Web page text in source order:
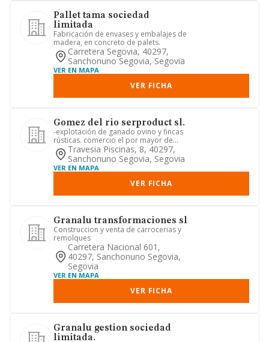
Pallet tama sociedad
limitada
Fabricación de envases y embalajes de
madera, en concreto de palets.
Carretera Segovia, 40297,
Sanchonuno Segovia, Segovia
VER EN MAPA
VER FICHA
Gomez del rio serproduct sl.
-explotación de ganado ovino y fincas
rústicas. comercio el por mayor de
cereal, paja, abonos y ali...
Travesia Piscinas, 8, 40297,
Sanchonuno Segovia, Segovia
VER EN MAPA
VER FICHA
Granalu transformaciones sl
Construccion y venta de carrocerias y
remolques
Carretera Nacional 601,
40297, Sanchonuno Segovia,
Segovia
VER EN MAPA
VER FICHA
Granalu gestion sociedad
limitada.